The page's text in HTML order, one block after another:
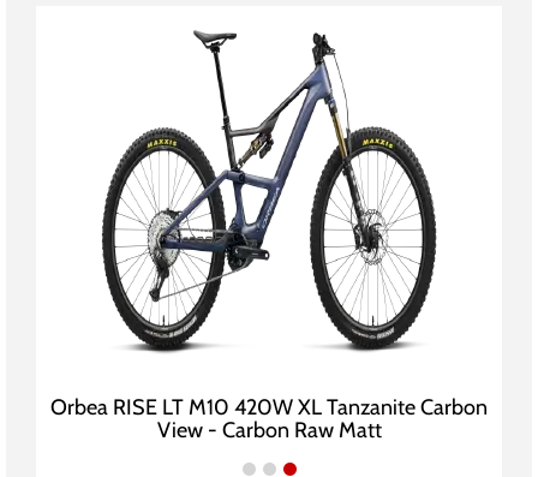
Orbea RISE LT M10 420W XL Tanzanite Carbon
View - Carbon Raw Matt